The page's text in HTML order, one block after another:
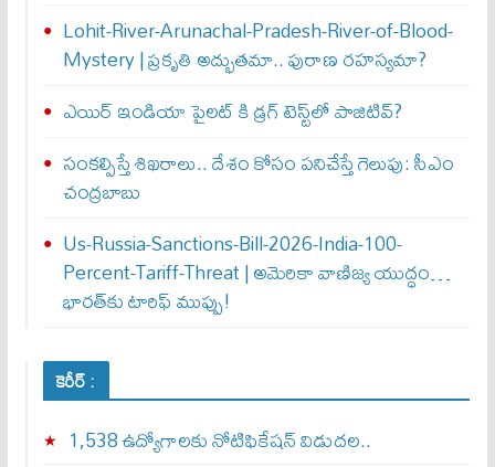
Lohit-River-Arunachal-Pradesh-River-of-Blood-
Mystery | ప్రకృతి అద్భుతమా.. పురాణ రహస్యమా?
ఎయిర్‌ ఇండియా పైలట్‌ కి డ్రగ్‌ టెస్ట్‌లో పాజిటివ్‌?
సంకల్పిస్తే శిఖరాలు.. దేశం కోసం పనిచేస్తే గెలుపు: సీఎం
చంద్రబాబు
Us-Russia-Sanctions-Bill-2026-India-100-
Percent-Tariff-Threat | అమెరికా వాణిజ్య యుద్ధం…
భారత్‌కు టారిఫ్ ముప్పు!
కెరీర్ :
1,538 ఉద్యోగాలకు నోటిఫికేషన్ విడుదల..